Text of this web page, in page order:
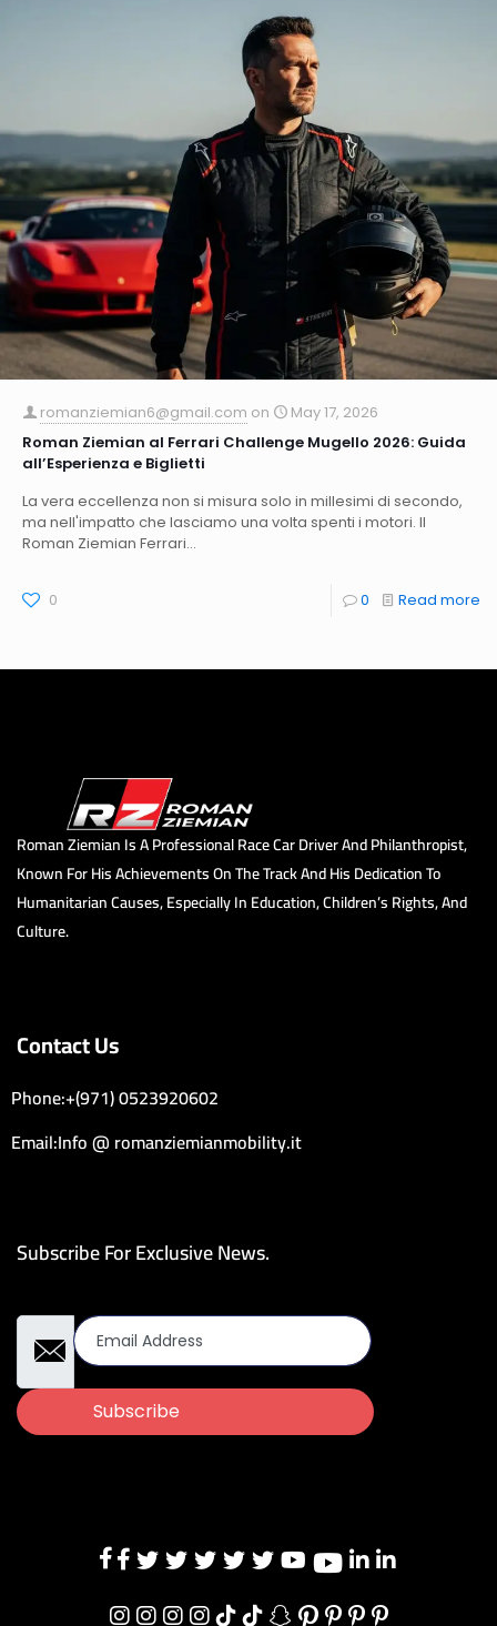
romanziemian6@gmail.com on
May 17, 2026
Roman Ziemian al Ferrari Challenge Mugello 2026: Guida
all’Esperienza e Biglietti
La vera eccellenza non si misura solo in millesimi di secondo,
ma nell'impatto che lasciamo una volta spenti i motori. Il
Roman Ziemian Ferrari...
0 0 Read more
Roman Ziemian Is A Professional Race Car Driver And Philanthropist,
Known For His Achievements On The Track And His Dedication To
Humanitarian Causes, Especially In Education, Children’s Rights, And
Culture.
Contact Us
Phone:+(971) 0523920602
Email:Info @ romanziemianmobility.it
Subscribe For Exclusive News.
Subscribe